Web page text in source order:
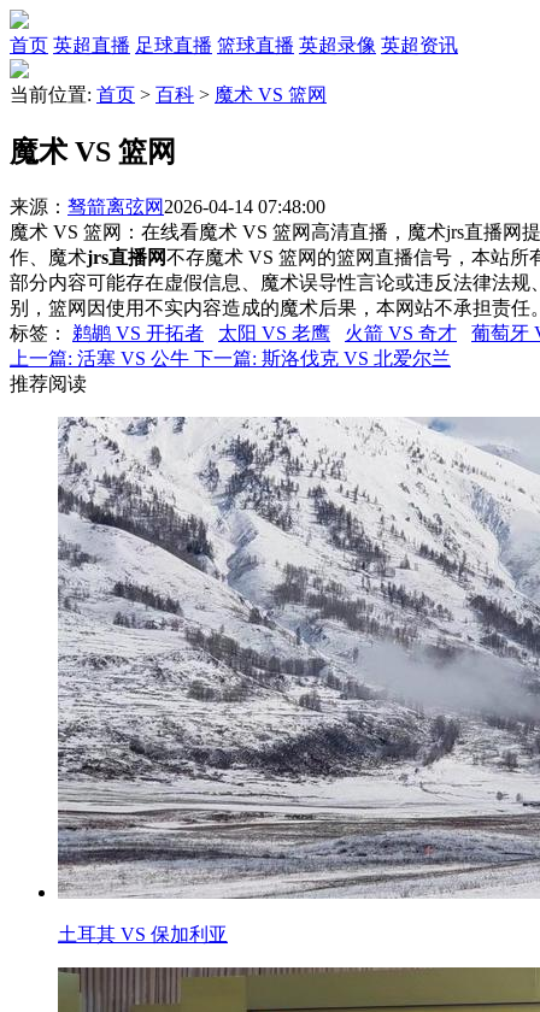
首页 英超直播 足球直播 篮球直播 英超录像 英超资讯
当前位置: 首页 > 百科 > 魔术 VS 篮网
魔术 VS 篮网
来源： 驽箭离弦网 2026-04-14 07:48:00
魔术 VS 篮网：在线看魔术 VS 篮网高清直播，魔术jrs直播网
作、魔术jrs直播网不存魔术 VS 篮网的篮网直播信号，本站
部分内容可能存在虚假信息、魔术误导性言论或违反法律法规
别，篮网因使用不实内容造成的魔术后果，本网站不承担责任
标签 ： 鹈鹕 VS 开拓者 太阳 VS 老鹰 火箭 VS 奇才
葡萄牙
上一篇: 活塞 VS 公牛 下一篇: 斯洛伐克 VS 北爱尔兰
推荐阅读
土耳其 VS 保加利亚